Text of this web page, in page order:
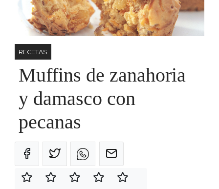
RECETAS
Muffins de zanahoria
y damasco con
pecanas